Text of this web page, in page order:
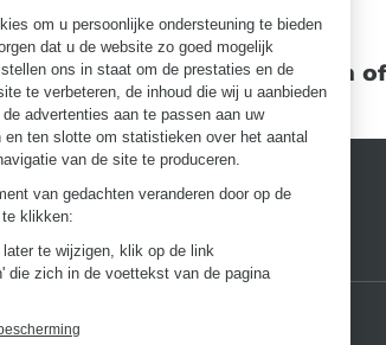
om u persoonlijke ondersteuning te bieden
dat u de website zo goed mogelijk
ons in staat om de prestaties en de
te verbeteren, de inhoud die wij u aanbieden
advertenties aan te passen aan uw
en ten slotte om statistieken over het aantal
van de site te produceren.
van gedachten veranderen door op de
klikken:
te wijzigen, klik op de link
die zich in de voettekst van de pagina
voor uitmuntendheid Een